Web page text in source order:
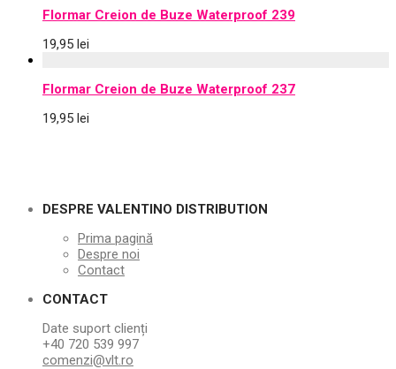
Flormar Creion de Buze Waterproof 239
19,95 lei
Flormar Creion de Buze Waterproof 237
19,95 lei
DESPRE VALENTINO DISTRIBUTION
Prima pagină
Despre noi
Contact
CONTACT
Date suport clienți
+40 720 539 997
comenzi@vlt.ro